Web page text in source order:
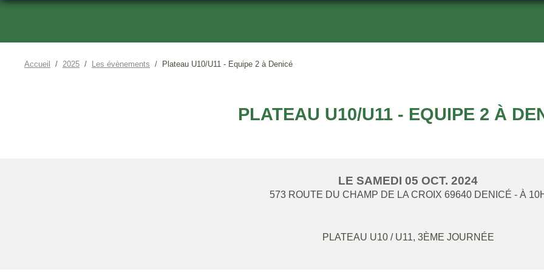
Accueil 2025 Les évènements Plateau U10/U11 - Equipe 2 à Denicé
PLATEAU U10/U11 - EQUIPE 2 À
LE SAMEDI 05 OCT. 2024
573 ROUTE DU CHAMP DE LA CROIX 69640 DENICÉ - À
PLATEAU U10 / U11, 3ÈME JOURNÉE